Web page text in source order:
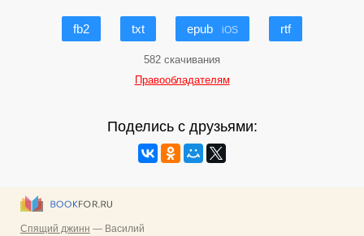
fb2 txt epub iOS rtf
582 скачивания
Правообладателям
Поделись с друзьями: